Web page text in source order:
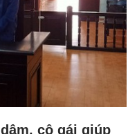
cô gái giúp